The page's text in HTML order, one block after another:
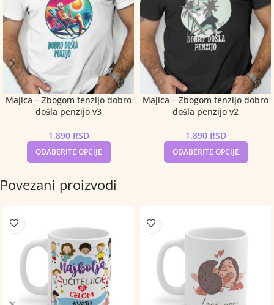
Majica – Zbogom tenzijo dobro
došla penzijo v3
1.890 RSD
ODABERITE OPCIJE
Majica – Zbogom tenzijo dobro
došla penzijo v2
1.890 RSD
ODABERITE OPCIJE
Povezani proizvodi